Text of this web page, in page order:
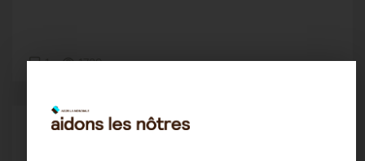
1 1739
Procédures de protection juridique